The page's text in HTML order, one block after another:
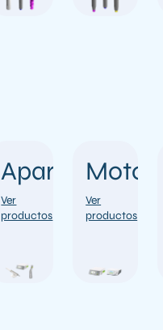
Aparatología
Ver
productos
Motor
Ver
productos